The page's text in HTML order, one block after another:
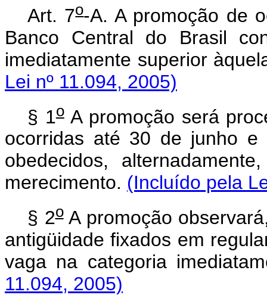
Art. 7o-A. A promoção de
Banco Central do Brasil
imediatamente superior
Lei nº 11.094, 2005)
§ 1oA promoção será
ocorridas até 30 de junho
obedecidos,
merecimento. (Incluído pela
§ 2oA promoção
antigüidade fixados em
vaga na categoria
11.094, 2005)